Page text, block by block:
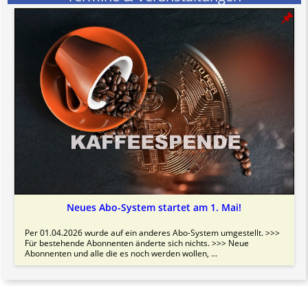
Neues Abo-System startet am 1. Mai!
Per 01.04.2026 wurde auf ein anderes Abo-System umgestellt. >>>
Für bestehende Abonnenten änderte sich nichts. >>> Neue
Abonnenten und alle die es noch werden wollen, ...